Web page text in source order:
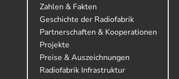
Zahlen & Fakten
Geschichte der Radiofabrik
Partnerschaften & Kooperationen
Projekte
Preise & Auszeichnungen
Radiofabrik Infrastruktur